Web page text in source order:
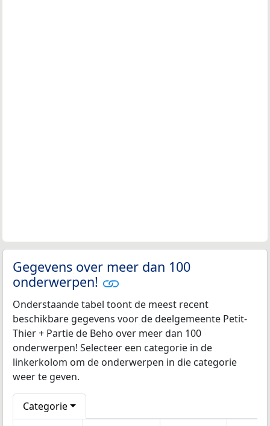
Gegevens over meer dan 100
onderwerpen!
Onderstaande tabel toont de meest recent
beschikbare gegevens voor de deelgemeente Petit-
Thier + Partie de Beho over meer dan 100
onderwerpen! Selecteer een categorie in de
linkerkolom om de onderwerpen in die categorie
weer te geven.
Categorie